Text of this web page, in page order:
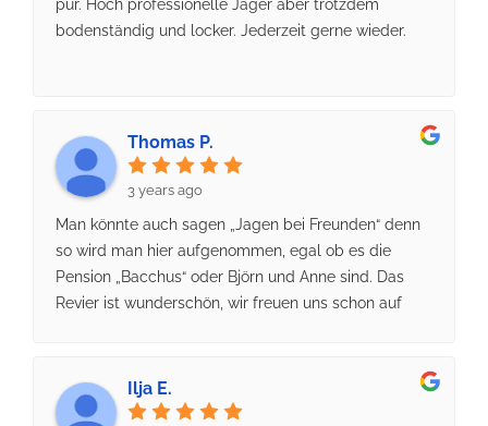
kümmert und ihnen dabei hilft, unvergessliche
Team
pur. Hoch professionelle Jäger aber trotzdem
bodenständig und locker. Jederzeit gerne wieder.
Thomas P.
3 years ago
Man könnte auch sagen „Jagen bei Freunden“ denn
so wird man hier aufgenommen, egal ob es die
Pension „Bacchus“ oder Björn und Anne sind. Das
Revier ist wunderschön, wir freuen uns schon auf
Ilja E.